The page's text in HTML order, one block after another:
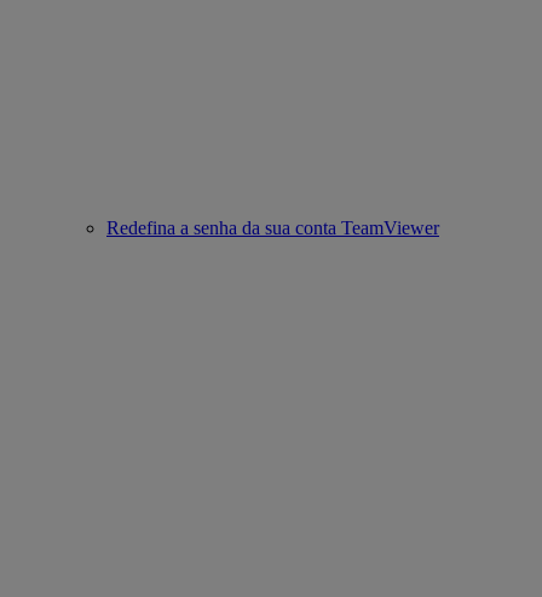
Redefina a senha da sua conta TeamViewer